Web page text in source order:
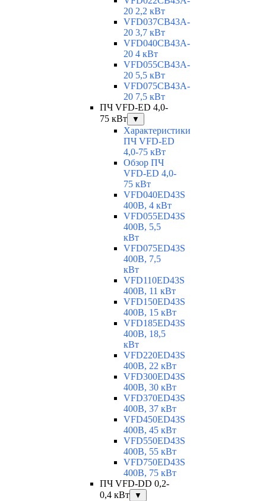
20 2,2 кВт
VFD037CB43A-
20 3,7 кВт
VFD040CB43A-
20 4 кВт
VFD055CB43A-
20 5,5 кВт
VFD075CB43A-
20 7,5 кВт
ПЧ VFD-ED 4,0-
75 кВт
▼
Характеристики
ПЧ VFD-ED
4,0-75 кВт
Обзор ПЧ
VFD-ED 4,0-
75 кВт
VFD040ED43S
400В, 4 кВт
VFD055ED43S
400В, 5,5
кВт
VFD075ED43S
400В, 7,5
кВт
VFD110ED43S
400В, 11 кВт
VFD150ED43S
400В, 15 кВт
VFD185ED43S
400В, 18,5
кВт
VFD220ED43S
400В, 22 кВт
VFD300ED43S
400В, 30 кВт
VFD370ED43S
400В, 37 кВт
VFD450ED43S
400В, 45 кВт
VFD550ED43S
400В, 55 кВт
VFD750ED43S
400В, 75 кВт
ПЧ VFD-DD 0,2-
0,4 кВт
▼